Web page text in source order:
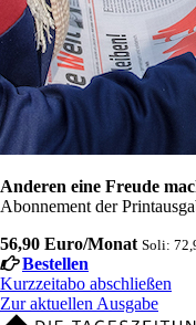
Anderen eine Freude
Abonnement der
56,90 Euro/Monat Soli:
Bestellen
Kurzzeitabo abschließen
Zur aktuellen Ausgabe